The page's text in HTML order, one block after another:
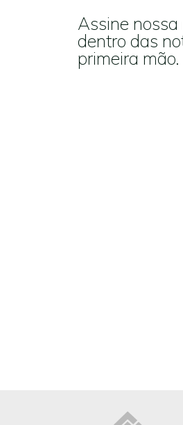
Assine
dentro das
primeira mão.